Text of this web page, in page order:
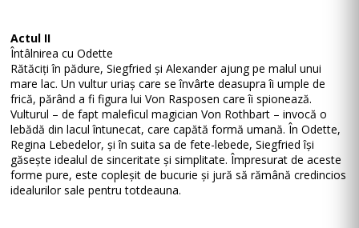
Actul II
Întâlnirea cu Odette
Rătăciți în pădure, Siegfried și Alexander ajung pe malul unui
mare lac. Un vultur uriaș care se învârte deasupra îi umple de
frică, părând a fi figura lui Von Rasposen care îi spionează.
Vulturul – de fapt maleficul magician Von Rothbart – invocă o
lebădă din lacul întunecat, care capătă formă umană. În Odette,
Regina Lebedelor, și în suita sa de fete-lebede, Siegfried își
găsește idealul de sinceritate și simplitate. Împresurat de aceste
forme pure, este copleșit de bucurie și jură să rămână credincios
idealurilor sale pentru totdeauna.